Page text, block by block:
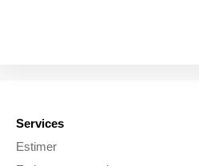
Services
Estimer